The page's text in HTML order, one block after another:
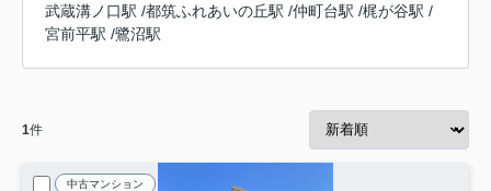
武蔵溝ノ口駅 /都筑ふれあいの丘駅 /仲町台駅 /梶が谷駅 /
宮前平駅 /鷺沼駅
1件
中古マンション